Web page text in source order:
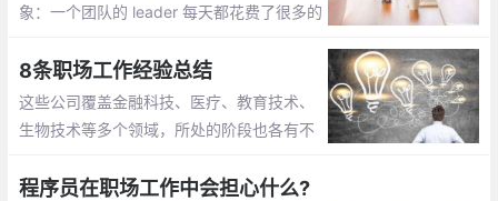
象：一个团队的 leader 每天都花费了很多的
始，说说昨天做的一些事情，然后解决团队
成员的实际问题
8条职场工作经验总结
这些公司覆盖金融科技、医疗、教育技术、
生物技术等多个领域，所处的阶段也各有不
Daniel 在不同的公司中担任各种各样的职
程序员在职场工作中会担心什么?